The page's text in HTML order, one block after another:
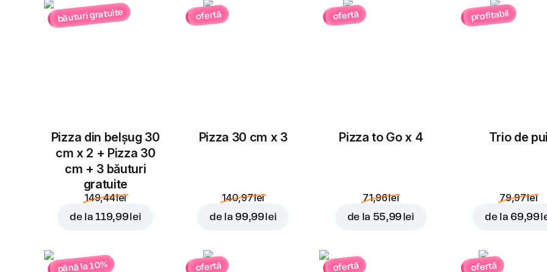
Ananas
băuturi gratuite
Pizza din belșug 30
cm x 2 + Pizza 30
cm + 3 băuturi
gratuite
149,44 lei
de la119,99 lei
ofertă
Pizza 30 cm x 3
140,97 lei
de la 99,99 lei
ofertă
Pizza to Go x 4
71,96 lei
de la 55,99 lei
profitabil
Trio de pui
79,97 lei
de la 69,99
până la 10% ofertă ofertă ofertă